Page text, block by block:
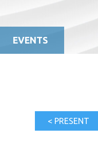
EVENTS
< PRESENT